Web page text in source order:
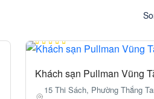
Khách sạn Pullman Vũng
15 Thi Sách, Phường Thắng